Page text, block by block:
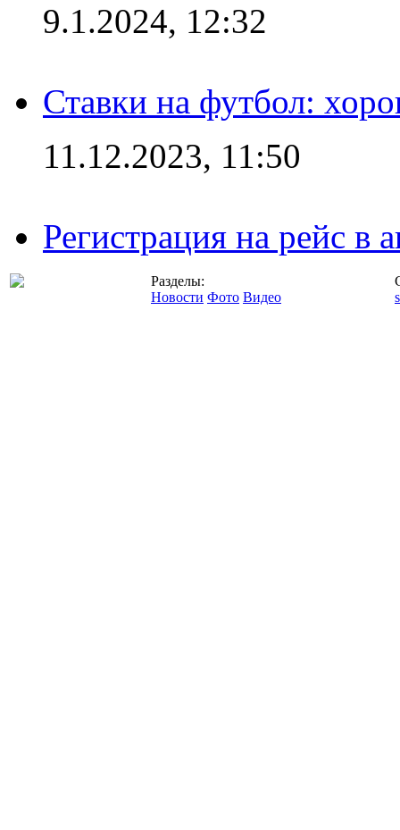
9.1.2024, 12:32
Ставки на футбол:
11.12.2023, 11:50
Регистрация на рейс в
Разделы:
Новости Фото Видео